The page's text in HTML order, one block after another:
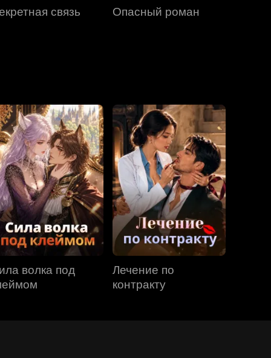
Серия 40
связь Опасный роман
волка под
Лечение по
контракту